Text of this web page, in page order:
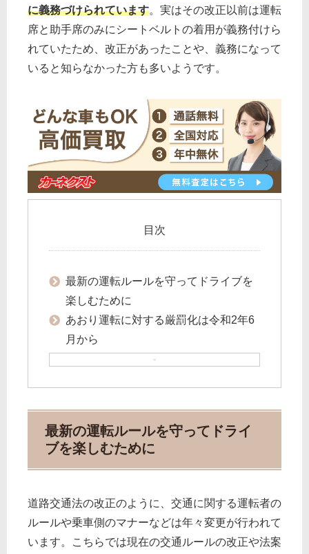
に義務づけられています。実はその改正以前は運転
席と助手席のみにシートベルトの着用が義務付けら
れていたため、改正があったことや、義務になって
いると知らなかった方も多いようです。
目次
最新の運転ルールを守ってドライブを
楽しむために
あおり運転に対する厳罰化は令和2年6
月から
最新の運転ルールを守ってドライ
ブを楽しむために
道路交通法の改正のように、交通に関する運転者の
ルールや乗車側のマナーなどは年々変更が行われて
います。こちらでは現在の交通ルールの改正や法案